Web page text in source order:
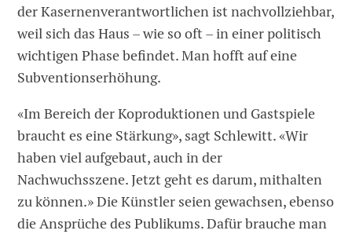
der Kasernenverantwortlichen ist nachvollziehbar,
weil sich das Haus – wie so oft – in einer politisch
wichtigen Phase befindet. Man hofft auf eine
Subventionserhöhung.
«Im Bereich der Koproduktionen und Gastspiele
braucht es eine Stärkung», sagt Schlewitt. «Wir
haben viel aufgebaut, auch in der
Nachwuchsszene. Jetzt geht es darum, mithalten
zu können.» Die Künstler seien gewachsen, ebenso
die Ansprüche des Publikums. Dafür brauche man